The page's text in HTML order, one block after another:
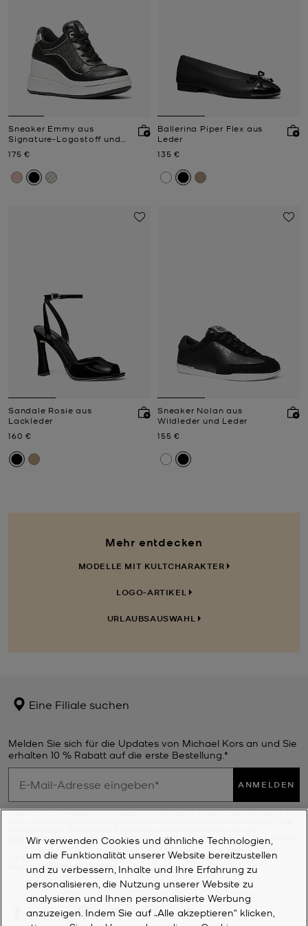
Sneaker Emmy aus
Signature-Logostoff und
Jetzt
175 €
Ballerina Piper Flex aus
Leder
Jetzt
135 €
Sandale Rosie aus
Lackleder
Jetzt
160 €
Sneaker Nolan aus
Wildleder und Leder
Jetzt
155 €
Mehr entdecken
MODELLE MIT KULTCHARAKTER
LOGO-ARTIKEL
URLAUBSAUSWAHL
Eine Filiale suchen
Melden Sie sich für die Updates von Michael Kors an und Sie
erhalten 10 % Rabatt auf die erste Bestellung.*
ANMELDEN
Indem ich auf "Anmelden" klicke, erkläre ich mich damit einverstanden, Marketing-E-
Datenschutzerklärungnäher beschrieben. Sie können sich jederzeit wieder abmelden.
*Es gelten die jeweiligen Bedingungen. Weitere Informationen finden Sie in den
Bedingungen
dieses Programms.
Wir verwenden Cookies und ähnliche Technologien,
um die Funktionalität unserer Website bereitzustellen
und zu verbessern, Inhalte und Ihre Erfahrung zu
personalisieren, die Nutzung unserer Website zu
analysieren und Ihnen personalisierte Werbung
anzuzeigen. Indem Sie auf „Alle akzeptieren“ klicken,